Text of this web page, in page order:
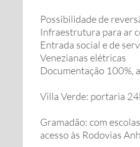
Possibilidade de
Infraestrutura para ar
Entrada social e de
Venezianas elétricas
Documentação 100%,
Villa Verde: portaria
Gramadão: com
acesso às Rodovias